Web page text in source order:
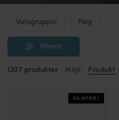
Filtrera
Varugrupper Färg
1307 produkter Miljö Produkt
KAMPANJ